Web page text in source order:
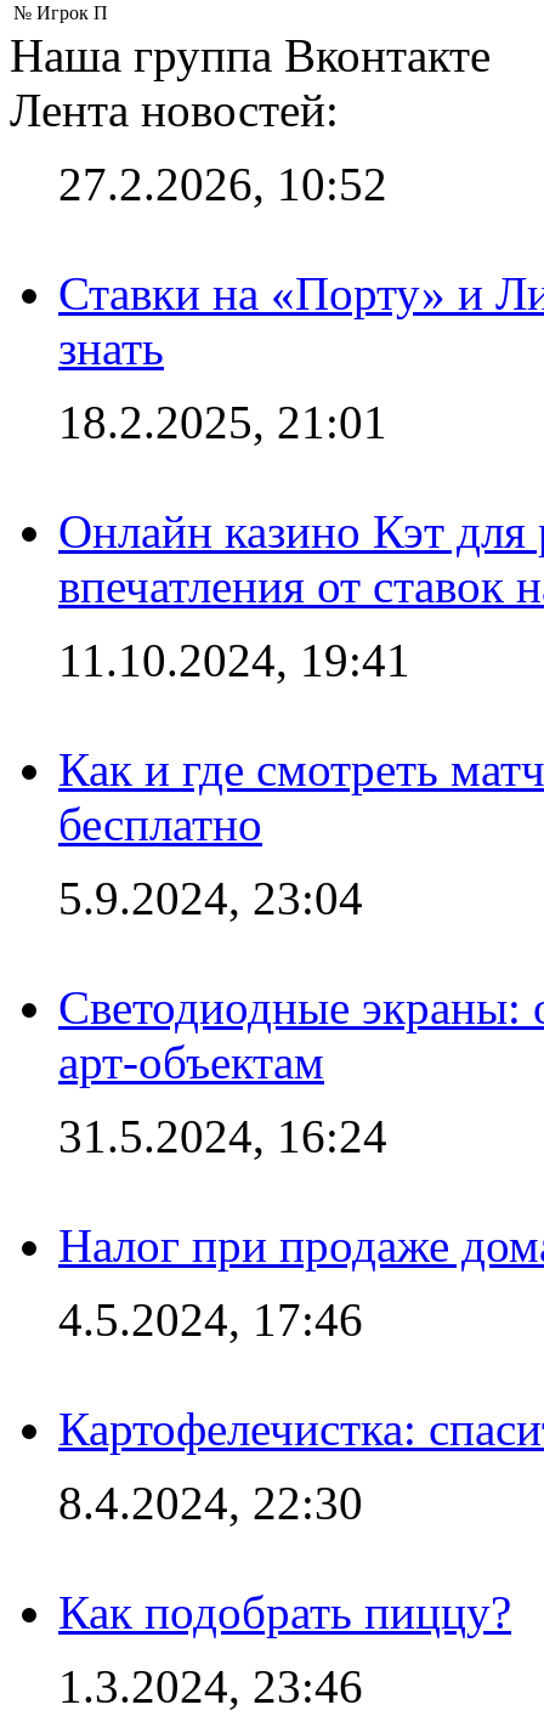
№ Игрок П
Наша группа Вконтакте
Лента новостей:
27.2.2026, 10:52
Ставки на «Порту» и
знать
18.2.2025, 21:01
Онлайн казино Кэт для
впечатления от ставок
11.10.2024, 19:41
Как и где смотреть
бесплатно
5.9.2024, 23:04
Светодиодные
арт-объектам
31.5.2024, 16:24
Налог при продаже
4.5.2024, 17:46
Картофелечистка:
8.4.2024, 22:30
Как подобрать пиццу?
1.3.2024, 23:46